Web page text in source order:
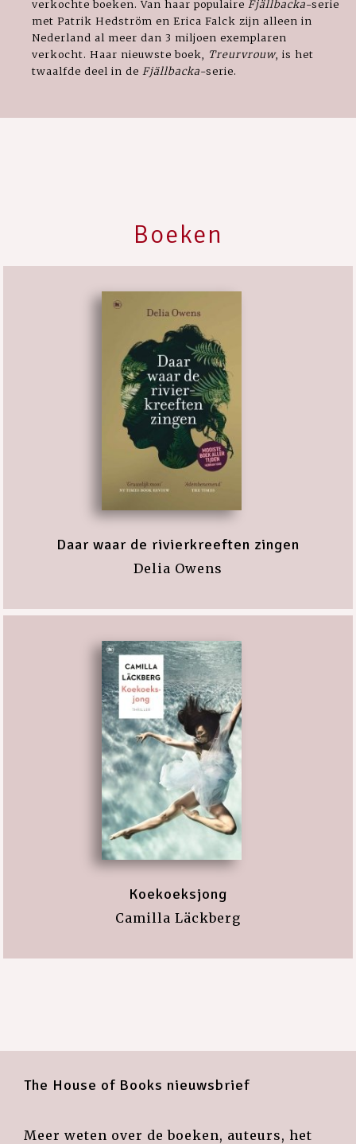
verkochte boeken. Van haar populaire Fjällbacka-serie
met Patrik Hedström en Erica Falck zijn alleen in
Nederland al meer dan 3 miljoen exemplaren
verkocht. Haar nieuwste boek,
Treurvrouw, is het
twaalfde deel in de Fjällbacka-serie.
Boeken
Daar waar de rivierkreeften zingen
Delia Owens
Koekoeksjong
Camilla Läckberg
The House of Books nieuwsbrief
Meer weten over de boeken, auteurs, het